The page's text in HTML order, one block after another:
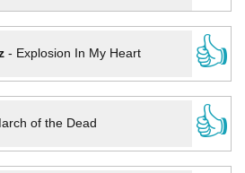
- Explosion In My Heart
👍
of the Dead
👍